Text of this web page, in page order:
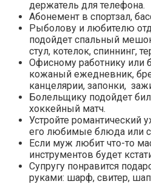
держатель для телефона.
Абонемент в спортзал,
Рыболову и любителю
подойдет спальный
стул, котелок, спиннинг,
Офисному работнику или
кожаный ежедневник,
канцелярии, запонки,
Болельщику подойдет
хоккейный матч.
Устройте романтический
его любимые блюда или
Если муж любит что-то
инструментов будет
Супругу понравится
руками: шарф, свитер,